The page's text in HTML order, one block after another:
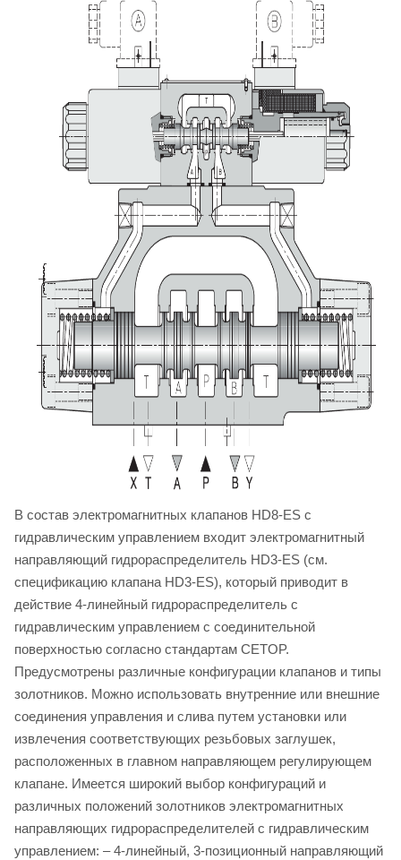
В состав электромагнитных клапанов HD8-ES с
гидравлическим управлением входит электромагнитный
направляющий гидрораспределитель HD3-ES (см.
спецификацию клапана HD3-ES), который приводит в
действие 4-линейный гидрораспределитель с
гидравлическим управлением с соединительной
поверхностью согласно стандартам CETOP.
Предусмотрены различные конфигурации клапанов и типы
золотников. Можно использовать внутренние или внешние
соединения управления и слива путем установки или
извлечения соответствующих резьбовых заглушек,
расположенных в главном направляющем регулирующем
клапане. Имеется широкий выбор конфигураций и
различных положений золотников электромагнитных
направляющих гидрораспределителей с гидравлическим
управлением: – 4-линейный, 3-позиционный направляющий